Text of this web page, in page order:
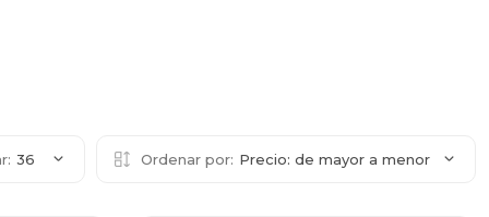
36 Ordenar por: Precio: de mayor a menor